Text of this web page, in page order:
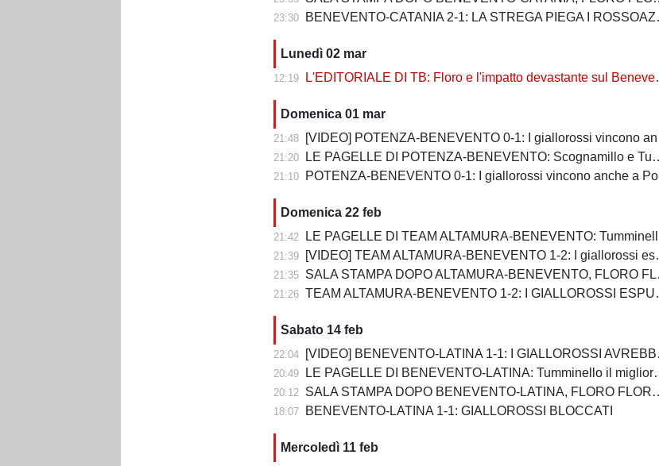
23:30 BENEVENTO-CATANIA 2-1: LA STREGA PIEGA I ROSSOAZZURRI E SCAPPA VIA
Lunedì 02 mar
12:19 L'EDITORIALE DI TB: Floro e l'impatto devastante sul Benevento
Domenica 01 mar
21:48 [VIDEO] POTENZA-BENEVENTO 0-1: I giallorossi vincono anche a Potenza
21:20 LE PAGELLE DI POTENZA-BENEVENTO: Scognamillo e Tumminello sempre al top. buono l'esordio di Celia
21:10 POTENZA-BENEVENTO 0-1: I giallorossi vincono anche a Potenza
Domenica 22 feb
21:42 LE PAGELLE DI TEAM ALTAMURA-BENEVENTO: Tumminello e Prisco i migliori, Ceresoli e Salvemini in difficoltà
21:39 [VIDEO] TEAM ALTAMURA-BENEVENTO 1-2: I giallorossi espugnano anche Altamura
21:35 SALA STAMPA DOPO ALTAMURA-BENEVENTO, FLORO FLORES:"Dobbiamo migliorare e non subire più gol così”
21:26 TEAM ALTAMURA-BENEVENTO 1-2: I GIALLOROSSI ESPUGNANO ALTAMURA
Sabato 14 feb
22:04 [VIDEO] BENEVENTO-LATINA 1-1: I GIALLOROSSI AVREBBERO MERITATO DI PIU'
20:49 LE PAGELLE DI BENEVENTO-LATINA: Tumminello il migliore in campo, male Kouan all'esordio
20:12 SALA STAMPA DOPO BENEVENTO-LATINA, FLORO FLORES:"Sono arrabbiato ma allo stesso tempo felice perchè la squadra di è espressa bene"
18:07 BENEVENTO-LATINA 1-1: GIALLOROSSI BLOCCATI
Mercoledì 11 feb